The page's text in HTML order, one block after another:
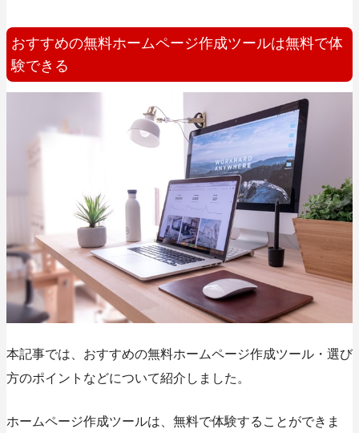
おすすめの無料ホームページ作成ツールは無料で体
験できる
本記事では、おすすめの無料ホームページ作成ツール・選び
方のポイントなどについて紹介しました。
ホームページ作成ツールは、無料で体験することができま